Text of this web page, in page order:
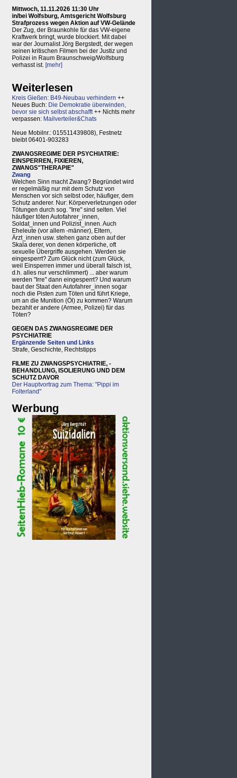
Mittwoch, 11.11.2026 11:30 Uhr
in/bei Wolfsburg, Amtsgericht Wolfsburg
Strafprozess wegen Aktion auf VW-Gelände
Der Zug, der Braunkohle für das VW-eigene
Kraftwerk bringt, wurde blockiert. Mit dabei
war der Journalist Jörg Bergstedt, der wegen
seinen kritischen Filmen bei der Justiz und
Polizei in Raum Braunschweig/Wolfsburg
verhasst ist. [mehr]
Weiterlesen
Kreis Gießen: B49-Neubau verhindern ++
Neues Buch: Die Demokratie überwinden,
bevor sie sich selbst abschafft++ Nichts mehr
verpassen: Mailverteiler&Chats
Neue Mobilnr.: 015511439808), Festnetz
bleibt 06401-903283
ZWANGSREGIME DER PSYCHIATRIE:
EINSPERREN, FIXIEREN,
ZWANGS"THERAPIE"
Zwang
Welchen Sinn macht Zwang? Begründet wird
er regelmäßig nur mit dem Schutz von
Menschen vor sich selbst oder, häufiger, dem
Schutz anderer. Nur: Körperverletzungen oder
Tötungen durch sog. "Irre" sind selten. Viel
häufiger töten Autofahrer_innen,
Soldat_innen und Polizist_innen. Auch
Eheleute (vor allem -männer), Eltern,
Ärzt_innen usw. stehen ganz oben auf der
Skala derer, von denen körperliche, oft
sexuelle Übergriffe ausgehen. Werden sie
eingesperrt? Zum Glück nicht (zum Glück,
weil Einsperren immer und überall falsch ist,
d.h. alles nur verschlimmert) ... aber warum
werden "Irre" dann eingesperrt? Und warum
baut der Staat den Autofahrer_innen sogar
noch die Pisten zum Töten und führt Kriege,
um an die Munition (Öl) zu kommen? Warum
bezahlt er andere (Armee, Polizei) für das
Töten?
GEGEN DAS ZWANGSREGIME DER
PSYCHIATRIE
Ergänzende Seiten und Links
Strafe, Geschichte, Rechtstipps
FILME ZU ZWANGSPSYCHIATRIE, -
BEHANDLUNG, ISOLIERUNG UND DEM
SCHUTZ DAVOR
Der Hauptvortrag zum Thema: "Pippi im
Folterland"
Werbung